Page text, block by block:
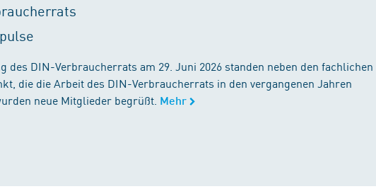
des DIN-Verbraucherrats am 29. Juni 2026 standen neben den fachlichen
die die Arbeit des DIN-Verbraucherrats in den vergangenen Jahren
neue Mitglieder begrüßt. Mehr